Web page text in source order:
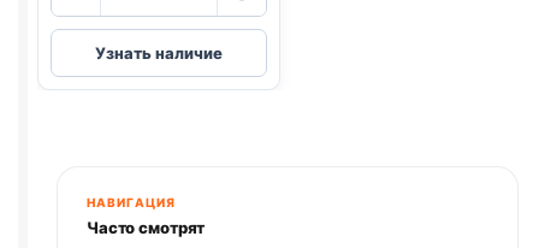
Деревенские
лак.
(КОСТОЧКИ,
55г
Узнать наличие
НАВИГАЦИЯ
Часто смотрят